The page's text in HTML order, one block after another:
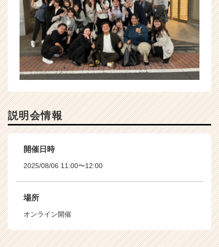
説明会情報
開催日時
2025/08/06 11:00〜12:00
場所
オンライン開催